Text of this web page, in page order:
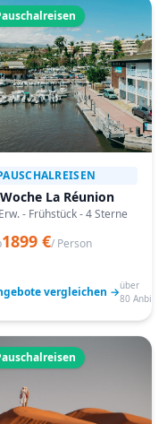
La Réunion
- Frühstück - 4 Sterne
1899 €/ Person
vergleichen →über
80